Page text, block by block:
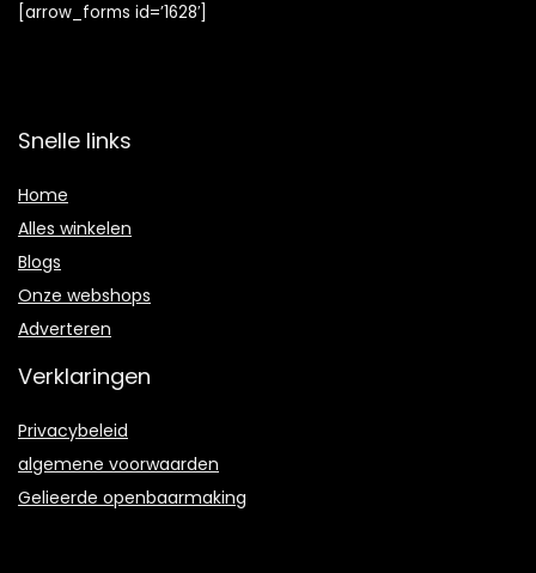
[arrow_forms id=’1628′]
Snelle links
Home
Alles winkelen
Blogs
Onze webshops
Adverteren
Verklaringen
Privacybeleid
algemene voorwaarden
Gelieerde openbaarmaking